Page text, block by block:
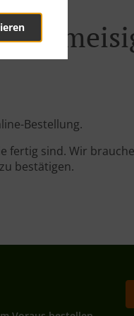
Bestellung.
fertig sind. Wir
bestätigen.